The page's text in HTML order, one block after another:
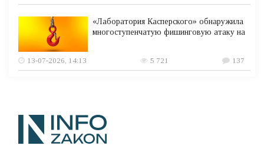
«Лаборатория Касперского» обнаружила
многоступенчатую фишинговую атаку на
13-07-2026, 14:13 5 721 137